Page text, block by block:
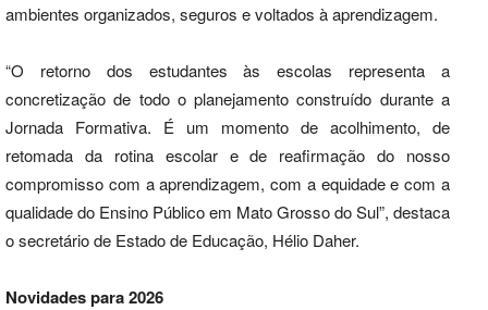
ambientes organizados, seguros e voltados à aprendizagem.
“O retorno dos estudantes às escolas representa a
concretização de todo o planejamento construído durante a
Jornada Formativa. É um momento de acolhimento, de
retomada da rotina escolar e de reafirmação do nosso
compromisso com a aprendizagem, com a equidade e com a
qualidade do Ensino Público em Mato Grosso do Sul”, destaca
o secretário de Estado de Educação, Hélio Daher.
Novidades para 2026